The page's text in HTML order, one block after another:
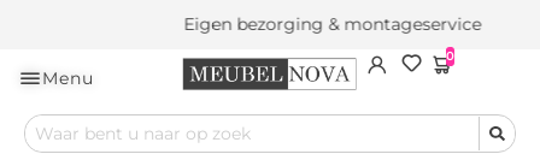
Eigen bezorging & montageservice
Menu
0